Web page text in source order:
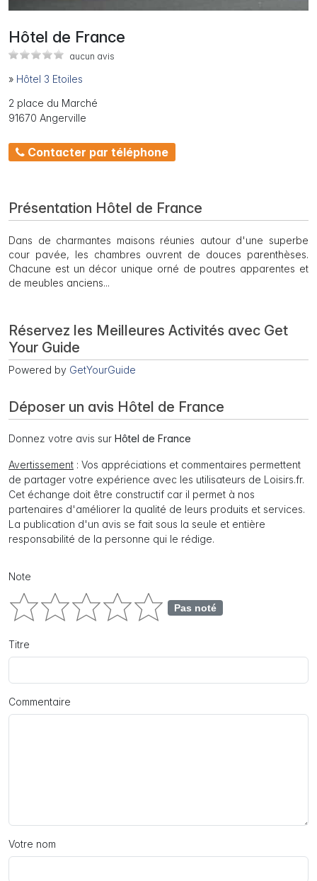
Hôtel de France
aucun avis
» Hôtel 3 Etoiles
2 place du Marché
91670 Angerville
Contacter par téléphone
Présentation Hôtel de France
Dans de charmantes maisons réunies autour d'une superbe
cour pavée, les chambres ouvrent de douces parenthèses.
Chacune est un décor unique orné de poutres apparentes et
de meubles anciens...
Réservez les Meilleures Activités avec Get
Your Guide
Powered by GetYourGuide
Déposer un avis Hôtel de France
Donnez votre avis sur Hôtel de France
Avertissement : Vos appréciations et commentaires permettent
de partager votre expérience avec les utilisateurs de Loisirs.fr.
Cet échange doit être constructif car il permet à nos
partenaires d'améliorer la qualité de leurs produits et services.
La publication d'un avis se fait sous la seule et entière
responsabilité de la personne qui le rédige.
Note
Pas noté
Titre
Commentaire
Votre nom